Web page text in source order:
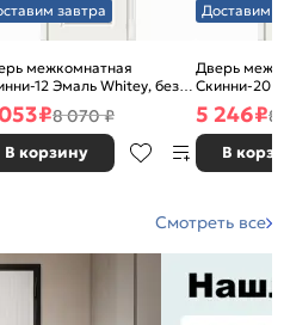
завтра
межкомнатная
12 Эмаль Whitey, без
глухая, без стекла,
кромки, скиновая
₽8 070 ₽
В корзину
Доставим
Дверь
Скинни-20
декора,
без кромки,
5 246₽8
В
Смотреть все